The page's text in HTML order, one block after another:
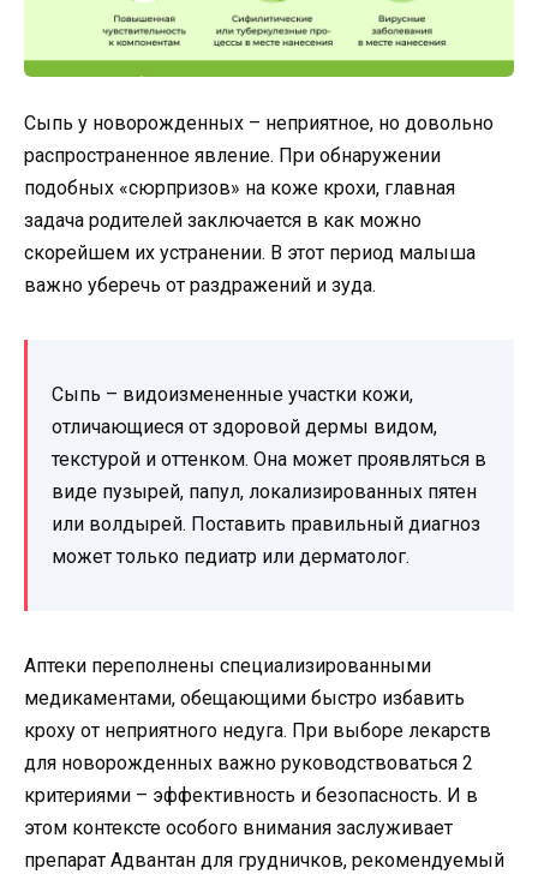
Сыпь у новорожденных – неприятное, но довольно
распространенное явление. При обнаружении
подобных «сюрпризов» на коже крохи, главная
задача родителей заключается в как можно
скорейшем их устранении. В этот период малыша
важно уберечь от раздражений и зуда.
Сыпь – видоизмененные участки кожи,
отличающиеся от здоровой дермы видом,
текстурой и оттенком. Она может проявляться в
виде пузырей, папул, локализированных пятен
или волдырей. Поставить правильный диагноз
может только педиатр или дерматолог.
Аптеки переполнены специализированными
медикаментами, обещающими быстро избавить
кроху от неприятного недуга. При выборе лекарств
для новорожденных важно руководствоваться 2
критериями – эффективность и безопасность. И в
этом контексте особого внимания заслуживает
препарат Адвантан для грудничков, рекомендуемый